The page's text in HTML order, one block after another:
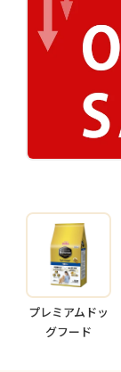
プレミアムドッ
グフード